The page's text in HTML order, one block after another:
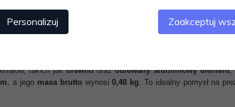
, pełna inspirujących
takich jakdrewnoorazodlewany aluminiowy element,
, a jego masa bruttowynosi0,48 kg. To idealny pomysł na
Personalizuj Zaakceptuj